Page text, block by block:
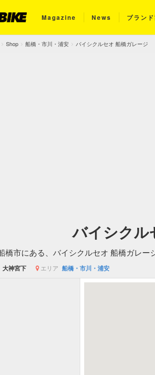
Magazine News ブラン
Shop 船橋・市川・浦安 バイシクルセオ 船橋ガレージ
バイシクル
橋市にある、バイシクルセオ 船橋ガレー
大神宮下 エリア 船橋・市川・浦安